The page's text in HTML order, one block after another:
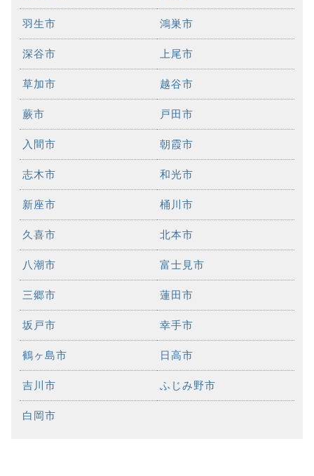
羽生市 鴻巣市
深谷市 上尾市
草加市 越谷市
蕨市 戸田市
入間市 朝霞市
志木市 和光市
新座市 桶川市
久喜市 北本市
八潮市 富士見市
三郷市 蓮田市
坂戸市 幸手市
鶴ヶ島市 日高市
吉川市 ふじみ野市
白岡市